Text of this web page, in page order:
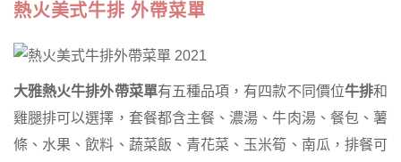
熱火美式牛排 外帶菜單
大雅熱火牛排外帶菜單有五種品項，有四款不同價位牛排和
雞腿排可以選擇，套餐都含主餐、濃湯、牛肉湯、餐包、薯
條、水果、飲料、蔬菜飯、青花菜、玉米筍、南瓜，排餐可